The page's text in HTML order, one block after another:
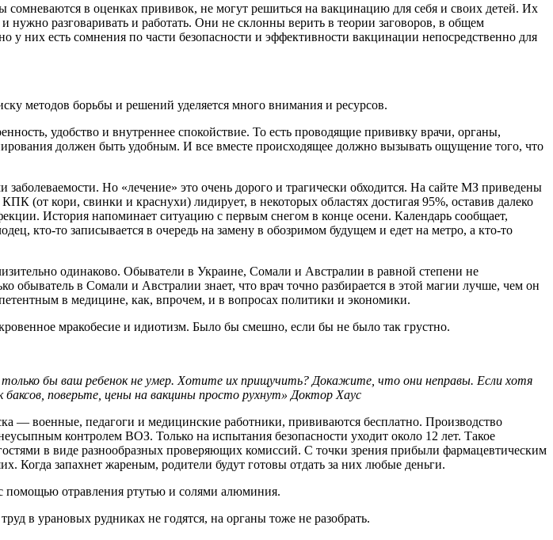
в оценках прививок, не могут решиться на вакцинацию для себя и своих детей. Их
разговаривать и работать. Они не склонны верить в теории заговоров, в общем
у них есть сомнения по части безопасности и эффективности вакцинации непосредственно для
методов борьбы и решений уделяется много внимания и ресурсов.
удобство и внутреннее спокойствие. То есть проводящие прививку врачи, органы,
должен быть удобным. И все вместе происходящее должно вызывать ощущение того, что
Но «лечение» это очень дорого и трагически обходится. На сайте МЗ приведены
(от кори, свинки и краснухи) лидирует, в некоторых областях достигая 95%, оставив далеко
История напоминает ситуацию с первым снегом в конце осени. Календарь сообщает,
кто-то записывается в очередь на замену в обозримом будущем и едет на метро, а кто-то
одинаково. Обыватели в Украине, Сомали и Австралии в равной степени не
в Сомали и Австралии знает, что врач точно разбирается в этой магии лучше, чем он
в медицине, как, впрочем, и в вопросах политики и экономики.
мракобесие и идиотизм. Было бы смешно, если бы не было так грустно.
бы ваш ребенок не умер. Хотите их прищучить? Докажите, что они неправы. Если хотя
поверьте, цены на вакцины просто рухнут» Доктор Хаус
— военные, педагоги и медицинские работники, прививаются бесплатно. Производство
контролем ВОЗ. Только на испытания безопасности уходит около 12 лет. Такое
в виде разнообразных проверяющих комиссий. С точки зрения прибыли фармацевтическим
Когда запахнет жареным, родители будут готовы отдать за них любые деньги.
отравления ртутью и солями алюминия.
в урановых рудниках не годятся, на органы тоже не разобрать.